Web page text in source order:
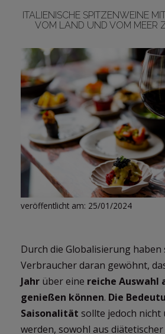
LOGIN
ITALIENISCHE SPITZENWEINE
VOM LAND UND VOM MEER
veröffentlicht am: 25/01/2024
Durch die Globalisierung haben
Verbraucher daran gewöhnt,
Jahr über eine reiche Auswahl
genießen können. Die
Saisonalität sollte jedoch
werden, sowohl aus diätetischer